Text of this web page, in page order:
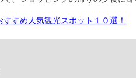
すめ人気観光スポット１０選！